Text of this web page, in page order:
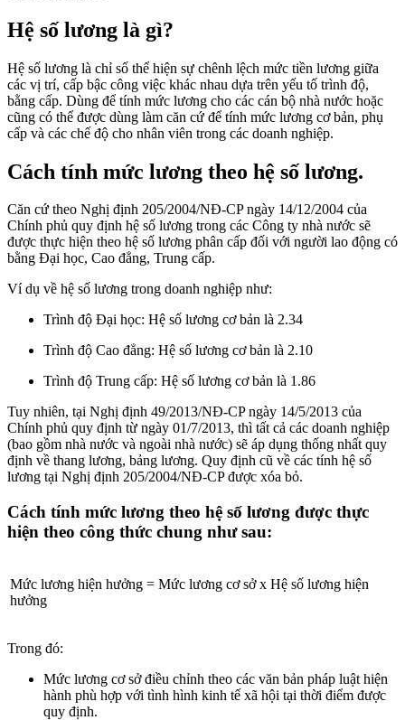
Hệ số lương là gì?
Hệ số lương là chỉ số thể hiện sự chênh lệch mức tiền lương giữa
các vị trí, cấp bậc công việc khác nhau dựa trên yếu tố trình độ,
bằng cấp. Dùng để tính mức lương cho các cán bộ nhà nước hoặc
cũng có thể được dùng làm căn cứ để tính mức lương cơ bản, phụ
cấp và các chế độ cho nhân viên trong các doanh nghiệp.
Cách tính mức lương theo hệ số lương.
Căn cứ theo Nghị định 205/2004/NĐ-CP ngày 14/12/2004 của
Chính phủ quy định hệ số lương trong các Công ty nhà nước sẽ
được thực hiện theo hệ số lương phân cấp đối với người lao động có
bằng Đại học, Cao đẳng, Trung cấp.
Ví dụ về hệ số lương trong doanh nghiệp như:
Trình độ Đại học: Hệ số lương cơ bản là 2.34
Trình độ Cao đẳng: Hệ số lương cơ bản là 2.10
Trình độ Trung cấp: Hệ số lương cơ bản là 1.86
Tuy nhiên, tại Nghị định 49/2013/NĐ-CP ngày 14/5/2013 của
Chính phủ quy định từ ngày 01/7/2013, thì tất cả các doanh nghiệp
(bao gồm nhà nước và ngoài nhà nước) sẽ áp dụng thống nhất quy
định về thang lương, bảng lương. Quy định cũ về các tính hệ số
lương tại Nghị định 205/2004/NĐ-CP được xóa bỏ.
Cách tính mức lương theo hệ số lương được thực
hiện theo công thức chung như sau:
Mức lương hiện hưởng = Mức lương cơ sở x Hệ số lương hiện
hưởng
Trong đó:
Mức lương cơ sở điều chỉnh theo các văn bản pháp luật hiện
hành phù hợp với tình hình kinh tế xã hội tại thời điểm được
quy định.